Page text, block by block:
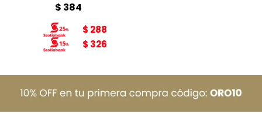
$ 384
$ 288
$ 326